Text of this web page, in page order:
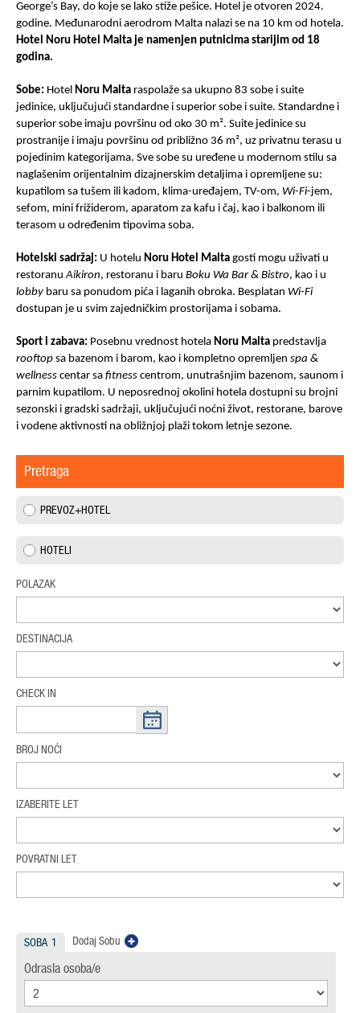
George’s Bay, do koje se lako stiže pešice. Hotel je otvoren 2024.
godine. Međunarodni aerodrom Malta nalazi se na 10 km od hotela.
Hotel Noru Hotel Malta je namenjen putnicima starijim od 18
godina.
Sobe: Hotel Noru Malta raspolaže sa ukupno 83 sobe i suite
jedinice, uključujući standardne i superior sobe i suite. Standardne i
superior sobe imaju površinu od oko 30 m². Suite jedinice su
prostranije i imaju površinu od približno 36 m², uz privatnu terasu u
pojedinim kategorijama. Sve sobe su uređene u modernom stilu sa
naglašenim orijentalnim dizajnerskim detaljima i opremljene su:
kupatilom sa tušem ili kadom, klima-uređajem, TV-om, Wi-Fi-jem,
sefom, mini frižiderom, aparatom za kafu i čaj, kao i balkonom ili
terasom u određenim tipovima soba.
Hotelski sadržaj: U hotelu Noru Hotel Malta gosti mogu uživati u
restoranuAikiron, restoranu i baru Boku Wa Bar & Bistro, kao i u
lobby baru sa ponudom pića i laganih obroka. Besplatan Wi-Fi
dostupan je u svim zajedničkim prostorijama i sobama.
Sport i zabava: Posebnu vrednost hotela Noru Malta predstavlja
rooftop sa bazenom i barom, kao i kompletno opremljen spa &
wellness centar sa fitness centrom, unutrašnjim bazenom, saunom i
parnim kupatilom. U neposrednoj okolini hotela dostupni su brojni
sezonski i gradski sadržaji, uključujući noćni život, restorane, barove
i vodene aktivnosti na obližnjoj plaži tokom letnje sezone.
Pretraga
PREVOZ+HOTEL
HOTELI
POLAZAK
DESTINACIJA
CHECK IN
BROJ NOĆI
IZABERITE LET
POVRATNI LET
SOBA 1 Dodaj Sobu
Odrasla osoba/e